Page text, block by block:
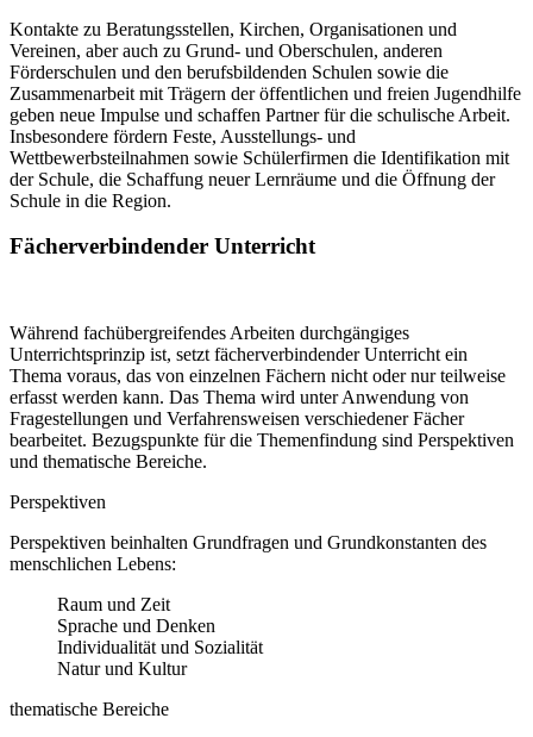
Kontakte zu Beratungsstellen, Kirchen, Organisationen und
Vereinen, aber auch zu Grund- und Oberschulen, anderen
Förderschulen und den berufsbildenden Schulen sowie die
Zusammenarbeit mit Trägern der öffentlichen und freien Jugendhilfe
geben neue Impulse und schaffen Partner für die schulische Arbeit.
Insbesondere fördern Feste, Ausstellungs- und
Wettbewerbsteilnahmen sowie Schülerfirmen die Identifikation mit
der Schule, die Schaffung neuer Lernräume und die Öffnung der
Schule in die Region.
Fächerverbindender Unterricht
Während fachübergreifendes Arbeiten durchgängiges
Unterrichtsprinzip ist, setzt fächerverbindender Unterricht ein
Thema voraus, das von einzelnen Fächern nicht oder nur teilweise
erfasst werden kann. Das Thema wird unter Anwendung von
Fragestellungen und Verfahrensweisen verschiedener Fächer
bearbeitet. Bezugspunkte für die Themenfindung sind Perspektiven
und thematische Bereiche.
Perspektiven
Perspektiven beinhalten Grundfragen und Grundkonstanten des
menschlichen Lebens:
Raum und Zeit
Sprache und Denken
Individualität und Sozialität
Natur und Kultur
thematische Bereiche